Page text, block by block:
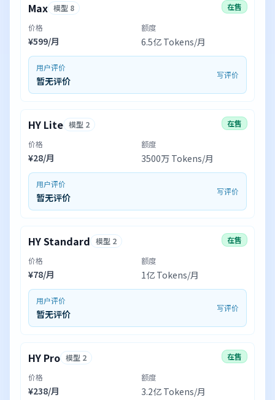
Max 模型 8
在售
价格
¥599/月
额度
6.5亿 Tokens/月
用户评价
暂无评价
写评价
HY Lite 模型 2
在售
价格
¥28/月
额度
3500万 Tokens/月
用户评价
暂无评价
写评价
HY Standard 模型 2
在售
价格
¥78/月
额度
1亿 Tokens/月
用户评价
暂无评价
写评价
HY Pro 模型 2
在售
价格
¥238/月
额度
3.2亿 Tokens/月